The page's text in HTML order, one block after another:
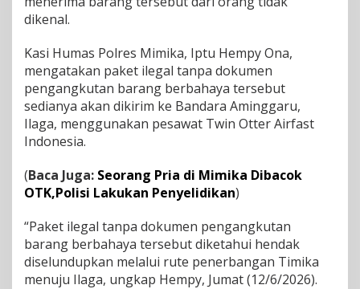
a
r
a
T
i
m
a
,
e
g
a
w
a
dikenal.
Kasi Humas Polres Mimika, Iptu Hempy Ona,
mengatakan paket ilegal tanpa dokumen
pengangkutan barang berbahaya tersebut
sedianya akan dikirim ke Bandara Aminggaru,
Ilaga, menggunakan pesawat Twin Otter Airfast
Indonesia.
(Baca Juga: Seorang Pria di Mimika Dibacok
OTK,Polisi Lakukan Penyelidikan)
“Paket ilegal tanpa dokumen pengangkutan
barang berbahaya tersebut diketahui hendak
diselundupkan melalui rute penerbangan Timika
menuju Ilaga, ungkap Hempy, Jumat (12/6/2026).